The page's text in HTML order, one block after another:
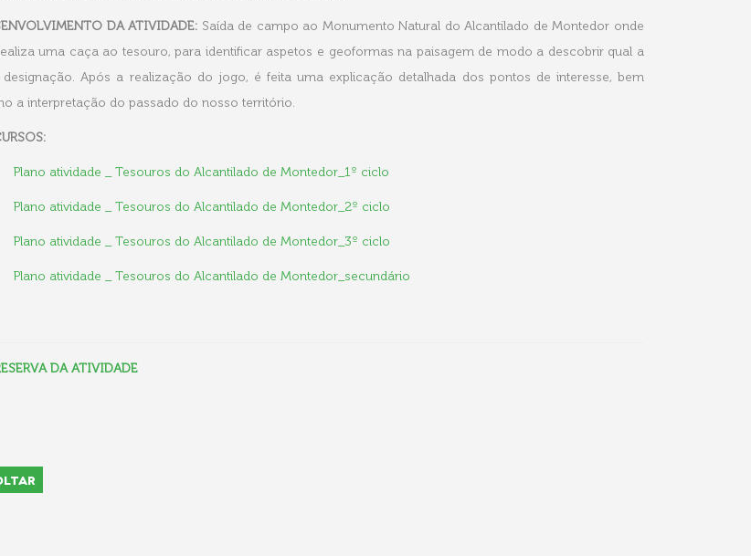
DA ATIVIDADE: Saída de campo ao Monumento Natural do Alcantilado de Montedor onde
uma caça ao tesouro, para identificar aspetos e geoformas na paisagem de modo a descobrir qual a
designação. Após a realização do jogo, é feita uma explicação detalhada dos pontos de interesse, bem
a interpretação do passado do nosso território.
:
Plano atividade _ Tesouros do Alcantilado de Montedor_1º ciclo
Plano atividade _ Tesouros do Alcantilado de Montedor_2º ciclo
Plano atividade _ Tesouros do Alcantilado de Montedor_3º ciclo
Plano atividade _ Tesouros do Alcantilado de Montedor_secundário
DA ATIVIDADE